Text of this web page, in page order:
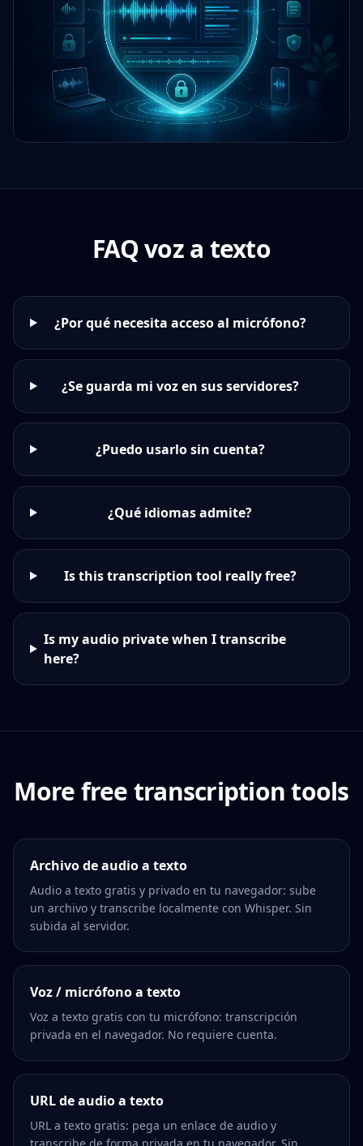
FAQ voz a texto
¿Por qué necesita acceso al micrófono?
¿Se guarda mi voz en sus servidores?
¿Puedo usarlo sin cuenta?
¿Qué idiomas admite?
Is this transcription tool really free?
Is my audio private when I transcribe
here?
More free transcription tools
Archivo de audio a texto
Audio a texto gratis y privado en tu navegador: sube
un archivo y transcribe localmente con Whisper. Sin
subida al servidor.
Voz / micrófono a texto
Voz a texto gratis con tu micrófono: transcripción
privada en el navegador. No requiere cuenta.
URL de audio a texto
URL a texto gratis: pega un enlace de audio y